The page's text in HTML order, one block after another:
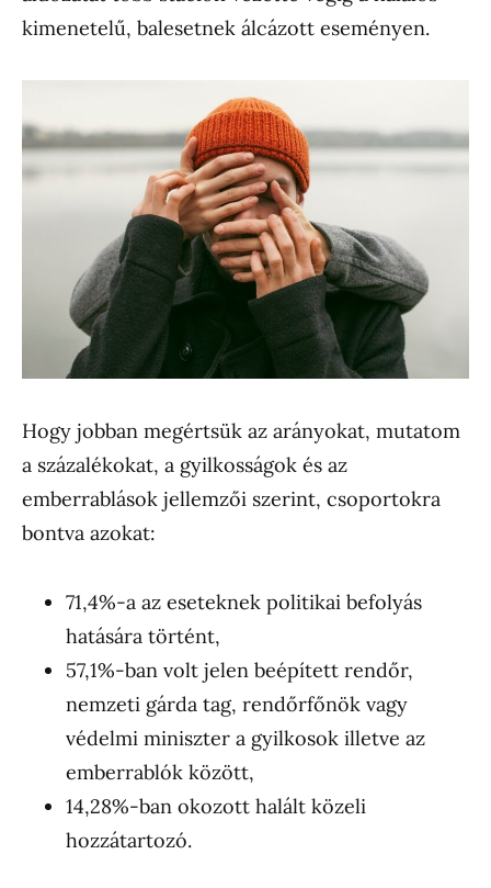
kimenetelű, balesetnek álcázott eseményen.
Hogy jobban megértsük az arányokat, mutatom
a százalékokat, a gyilkosságok és az
emberrablások jellemzői szerint, csoportokra
bontva azokat:
71,4%-a az eseteknek politikai befolyás
hatására történt,
57,1%-ban volt jelen beépített rendőr,
nemzeti gárda tag, rendőrfőnök vagy
védelmi miniszter a gyilkosok illetve az
emberrablók között,
14,28%-ban okozott halált közeli
hozzátartozó.